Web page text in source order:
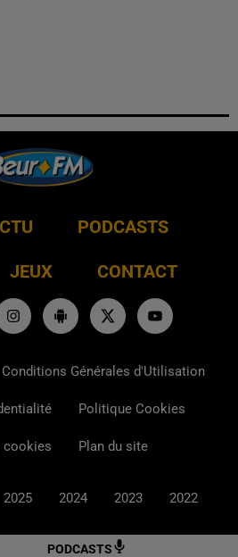
PODCASTS
PODCASTS
JEUX CONTACT
Conditions Générales d'Utilisation
Politique Cookies
cookies Plan du site
2025 2024 2023 2022